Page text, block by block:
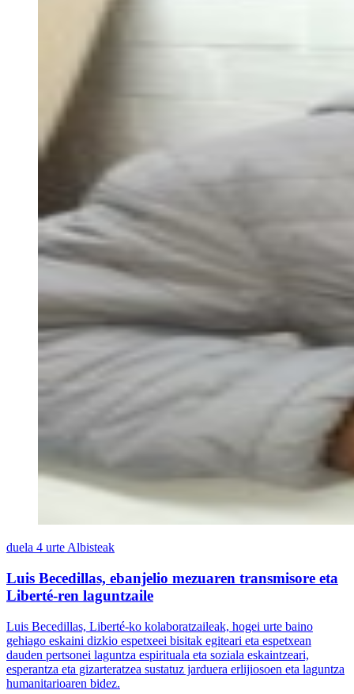
duela 4 urte Albisteak
Luis Becedillas, ebanjelio mezuaren transmisore eta
Liberté-ren laguntzaile
Luis Becedillas, Liberté-ko kolaboratzaileak, hogei urte baino
gehiago eskaini dizkio espetxeei bisitak egiteari eta espetxean
dauden pertsonei laguntza espirituala eta soziala eskaintzeari,
esperantza eta gizarteratzea sustatuz jarduera erlijiosoen eta laguntza
humanitarioaren bidez.